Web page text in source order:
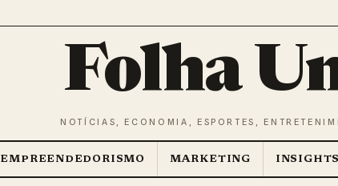
Folha
NOTÍCIAS, ECONOMIA, ESPORTES,
EMPREENDEDORISMO MARKETING INSIGHTS